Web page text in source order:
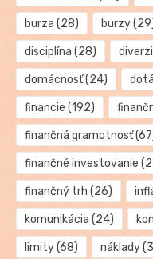
burza (28) burzy
disciplína (28)
domácnosť(24)
financie (192)
finančná gramotnosť
finančné investovanie
finančný trh (26)
komunikácia (24)
limity(68) náklady